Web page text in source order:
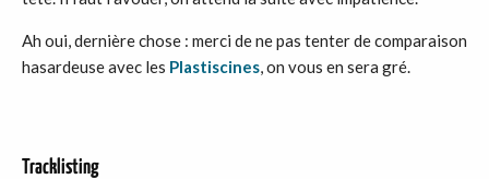
Ah oui, dernière chose : merci de ne pas tenter de comparaison
hasardeuse avec les Plastiscines, on vous en sera gré.
Tracklisting